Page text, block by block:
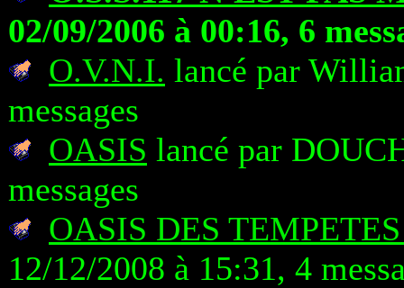
02/09/2006 à 00:16, 6
O.V.N.I. lancé par
messages
OASIS lancé par
messages
OASIS DES
12/12/2008 à 15:31, 4